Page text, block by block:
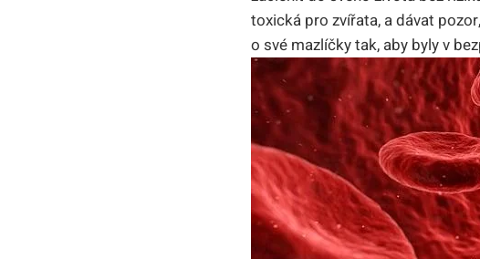
toxická pro zvířata, a dávat
o své mazlíčky tak, aby byly v